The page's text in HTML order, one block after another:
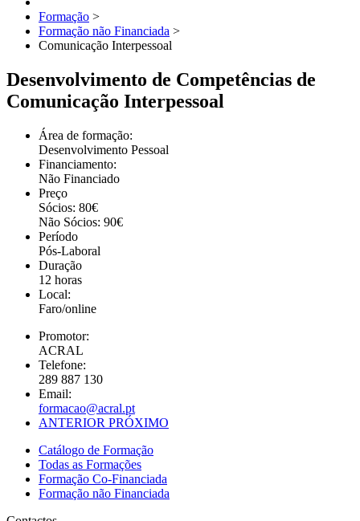
Formação >
Formação não Financiada >
Comunicação Interpessoal
Desenvolvimento de Competências de
Comunicação Interpessoal
Área de formação:
Desenvolvimento Pessoal
Financiamento:
Não Financiado
Preço
Sócios: 80€
Não Sócios: 90€
Período
Pós-Laboral
Duração
12 horas
Local:
Faro/online
Promotor:
ACRAL
Telefone:
289 887 130
Email:
ANTERIOR PRÓXIMO
Catálogo de Formação
Todas as Formações
Formação Co-Financiada
Formação não Financiada